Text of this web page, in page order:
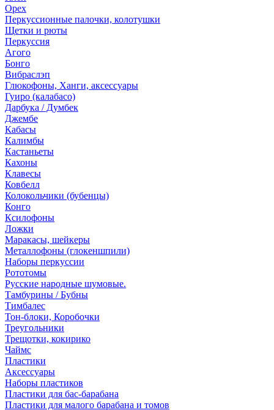
Орех
Перкуссионные палочки, колотушки
Щетки и рюты
Перкуссия
Агого
Бонго
Вибраслэп
Глюкофоны, Ханги, аксессуары
Гуиро (калабасо)
Дарбука / Думбек
Джембе
Кабасы
Калимбы
Кастаньеты
Кахоны
Клавесы
Ковбелл
Колокольчики (бубенцы)
Конго
Ксилофоны
Ложки
Маракасы, шейкеры
Металлофоны (глокеншпили)
Наборы перкуссии
Рототомы
Русские народные шумовые.
Тамбурины / Бубны
Тимбалес
Тон-блоки, Коробочки
Треугольники
Трещотки, кокирико
Чаймс
Пластики
Аксессуары
Наборы пластиков
Пластики для бас-барабана
Пластики для малого барабана и томов